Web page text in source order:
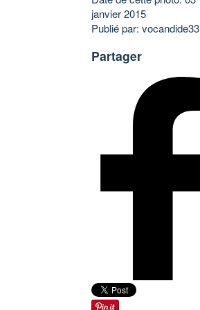
janvier 2015
Publié par: vocandide33
Partager